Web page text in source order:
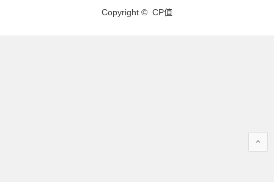
Copyright © CP值